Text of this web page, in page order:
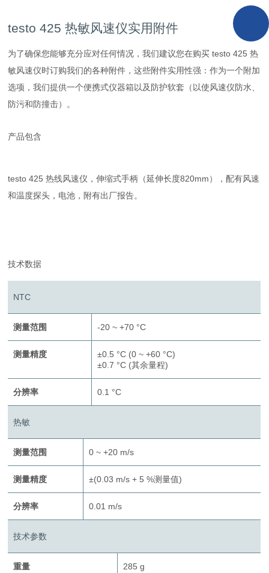
testo 425 热敏风速仪实用附件
为了确保您能够充分应对任何情况，我们建议您在购买 testo 425 热
敏风速仪时订购我们的各种附件，这些附件实用性强：作为一个附加
选项，我们提供一个便携式仪器箱以及防护软套（以使风速仪防水、
防污和防撞击）。
产品包含
testo 425 热线风速仪，伸缩式手柄（延伸长度820mm），配有风速
和温度探头，电池，附有出厂报告。
技术数据
NTC
测量范围 -20 ~ +70 °C
测量精度
±0.5 °C (0 ~ +60 °C)
±0.7 °C (其余量程)
分辨率 0.1 °C
热敏
测量范围 0 ~ +20 m/s
测量精度 ±(0.03 m/s + 5 %测量值)
分辨率 0.01 m/s
技术参数
重量 285 g